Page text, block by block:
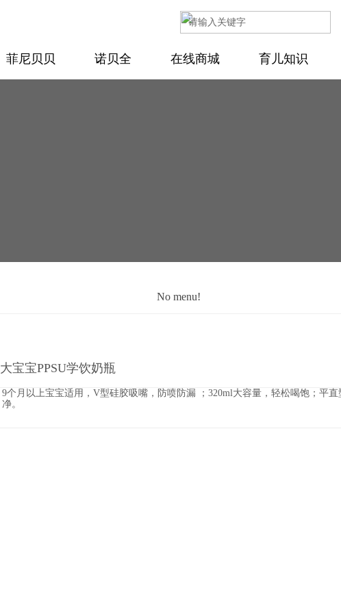
No menu!
大宝宝PPSU学饮奶瓶
9个月以上宝宝适用，V型硅胶吸嘴，防喷防漏 ；320ml大容量，轻松喝饱；平
净。
菲尼贝贝 诺贝全 在线商城 育儿知识